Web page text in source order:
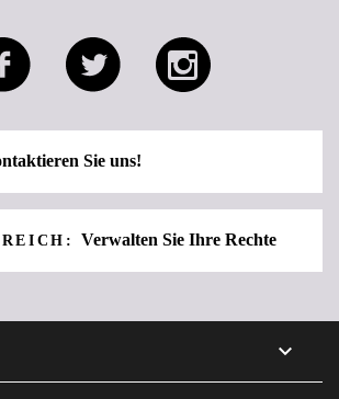
Sie uns!
Verwalten Sie Ihre Rechte
